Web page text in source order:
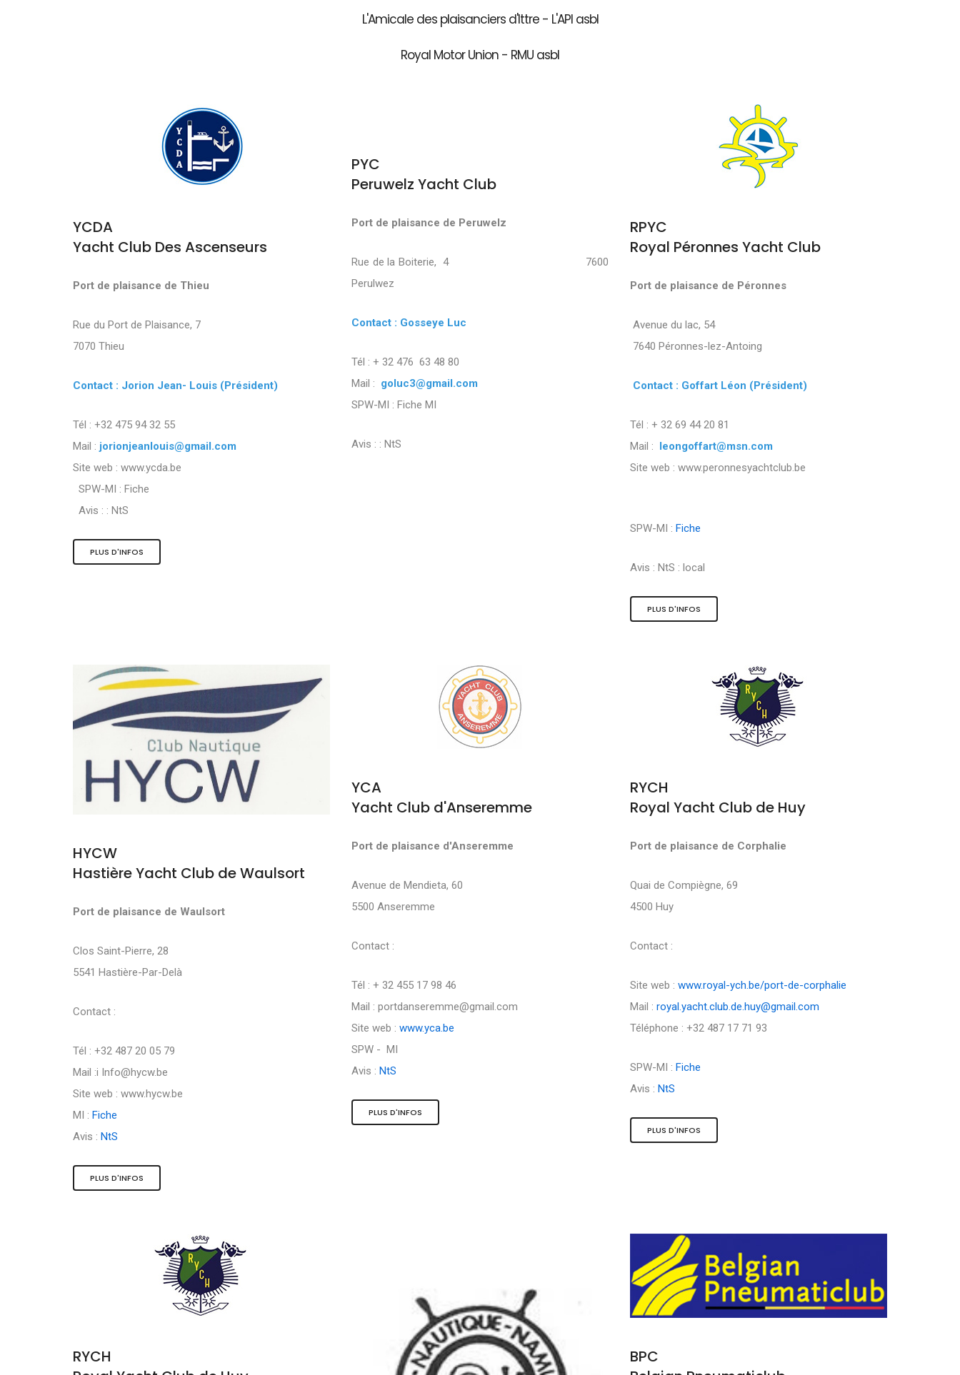
L'Amicale des plaisanciers d'Ittre - L'API asbl
Royal Motor Union - RMU asbl
YCDA
Yacht Club Des Ascenseurs
Port de plaisance de Thieu
Rue du Port de Plaisance, 7
7070 Thieu
Contact : Jorion Jean- Louis (Président)
Tél : +32 475 94 32 55
Mail : jorionjeanlouis@gmail.com
Site web : www.ycda.be
SPW-MI : Fiche
Avis : : NtS
PLUS D'INFOS
PYC
Peruwelz Yacht Club
Port de plaisance de Peruwelz
Rue de la Boiterie, 4 7600
Perulwez
Contact : Gosseye Luc
Tél : + 32 476 63 48 80
Mail : goluc3@gmail.com
SPW-MI : Fiche MI
Avis : : NtS
RPYC
Royal Péronnes Yacht Club
Port de plaisance de Péronnes
Avenue du lac, 54
7640 Péronnes-lez-Antoing
Contact : Goffart Léon (Président)
Tél : + 32 69 44 20 81
Mail : leongoffart@msn.com
Site web : www.peronnesyachtclub.be
SPW-MI : Fiche
Avis : NtS : local
PLUS D'INFOS
HYCW
Hastière Yacht Club de Waulsort
Port de plaisance de Waulsort
Clos Saint-Pierre, 28
5541 Hastière-Par-Delà
Contact :
Tél : +32 487 20 05 79
Mail :i Info@hycw.be
Site web : www.hycw.be
MI : Fiche
Avis : NtS
PLUS D'INFOS
YCA
Yacht Club d'Anseremme
Port de plaisance d'Anseremme
Avenue de Mendieta, 60
5500 Anseremme
Contact :
Tél : + 32 455 17 98 46
Mail : portdanseremme@gmail.com
Site web : www.yca.be
SPW - MI
Avis : NtS
PLUS D'INFOS
RYCH
Royal Yacht Club de Huy
Port de plaisance de Corphalie
Quai de Compiègne, 69
4500 Huy
Contact :
Site web : www.royal-ych.be/port-de-corphalie
Mail : royal.yacht.club.de.huy@gmail.com
Téléphone : +32 487 17 71 93
SPW-MI : Fiche
Avis : NtS
PLUS D'INFOS
RYCH
BPC